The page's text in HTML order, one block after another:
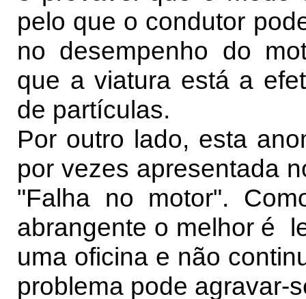
pelo que o condutor
no desempenho do
que a viatura está a
de partículas.
Por outro lado, esta
por vezes apresentada
"Falha no motor".
abrangente o melhor é
uma oficina e não
problema pode agravar-